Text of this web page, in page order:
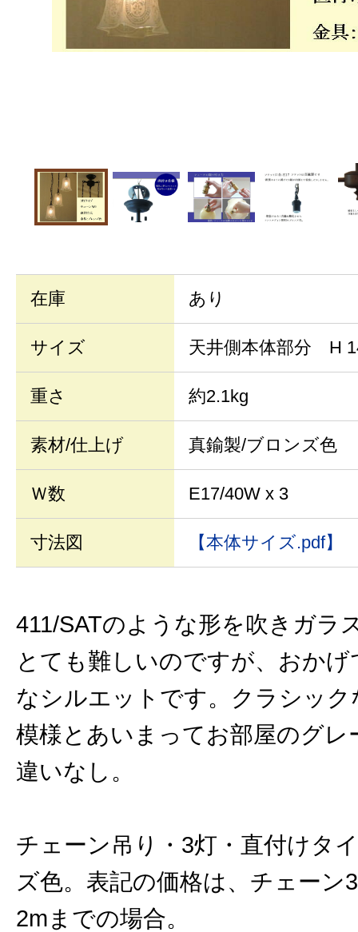
在庫 あり
サイズ 天井側本体部分 H
重さ 約2.1kg
素材/仕上げ 真鍮製/ブロンズ色
Ｗ数 E17/40W x 3
寸法図 【本体サイズ.pdf】
411/SATのような形を吹きガラ
とても難しいのですが、おか
なシルエットです。クラシッ
模様とあいまってお部屋のグレ
違いなし。
チェーン吊り・3灯・直付けタ
ズ色。表記の価格は、チェーン
2mまでの場合。